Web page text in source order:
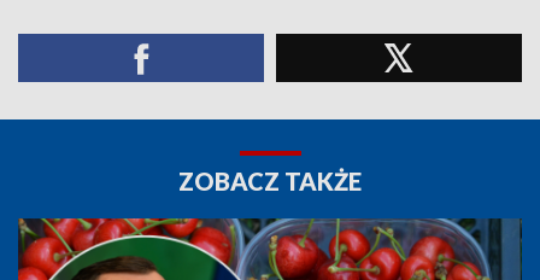
ZOBACZ TAKŻE